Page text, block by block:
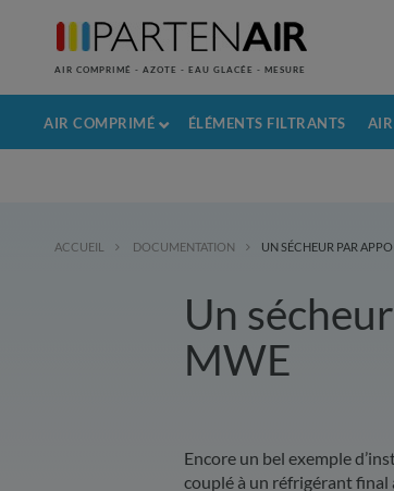
AIR COMPRIMÉ - AZOTE - EAU GLACÉE - MESURE
AIR COMPRIMÉ ÉLÉMENTS FILTRANTS
ACCUEIL DOCUMENTATION UN SÉCHEUR PAR
Un
MWE
Encore un bel exemple
couplé à un réfrigérant final